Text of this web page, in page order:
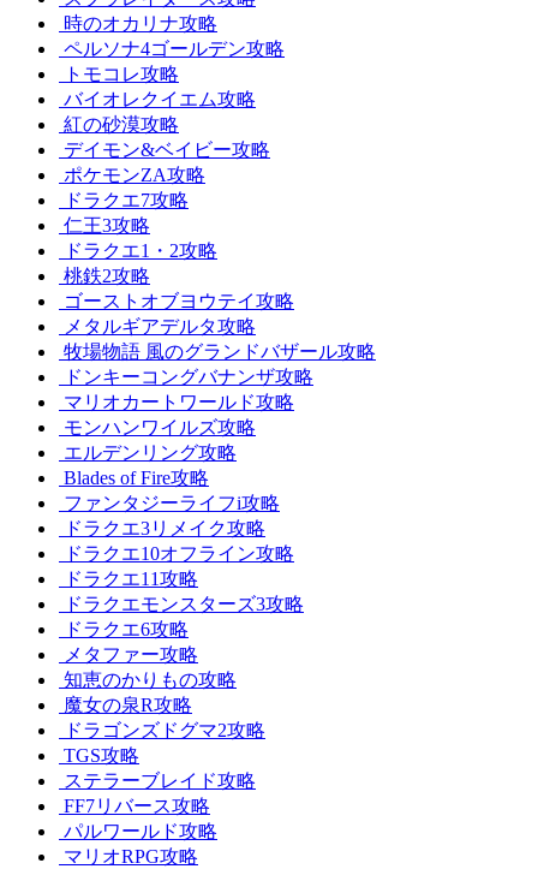
時のオカリナ攻略
ペルソナ4ゴールデン攻略
トモコレ攻略
バイオレクイエム攻略
紅の砂漠攻略
デイモン&ベイビー攻略
ポケモンZA攻略
ドラクエ7攻略
仁王3攻略
ドラクエ1・2攻略
桃鉄2攻略
ゴーストオブヨウテイ攻略
メタルギアデルタ攻略
牧場物語 風のグランドバザール攻略
ドンキーコングバナンザ攻略
マリオカートワールド攻略
モンハンワイルズ攻略
エルデンリング攻略
Blades of Fire攻略
ファンタジーライフi攻略
ドラクエ3リメイク攻略
ドラクエ10オフライン攻略
ドラクエ11攻略
ドラクエモンスターズ3攻略
ドラクエ6攻略
メタファー攻略
知恵のかりもの攻略
魔女の泉R攻略
ドラゴンズドグマ2攻略
TGS攻略
ステラーブレイド攻略
FF7リバース攻略
パルワールド攻略
マリオRPG攻略